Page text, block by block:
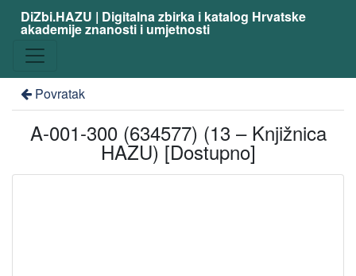
DiZbi.HAZU | Digitalna zbirka i katalog Hrvatske
akademije znanosti i umjetnosti
Povratak
A-001-300 (634577) (13 – Knjižnica
HAZU) [Dostupno]